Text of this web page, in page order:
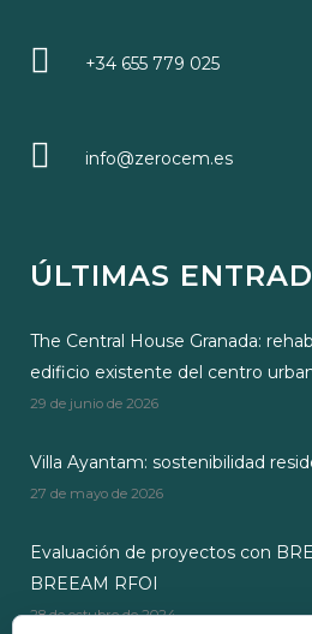
+34 655 779 025
info@zerocem.es
ÚLTIMAS
The Central House Granada:
edificio existente del centro
29 de junio de 2026
Villa Ayantam: sostenibilidad
27 de mayo de 2026
Evaluación de proyectos con
BREEAM RFOI
28 de octubre de 2024